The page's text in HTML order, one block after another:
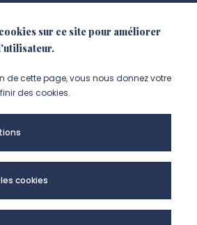
sur instagram
nous sur linkedin
Suivez-nous sur
sur ce site pour améliorer
de cette page, vous nous donnez votre
des cookies.
cookies